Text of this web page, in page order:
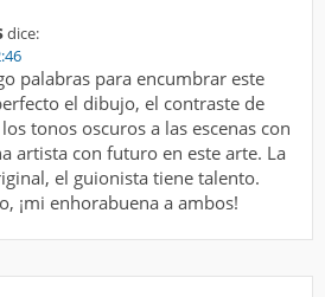
dice:
palabras para encumbrar este
el dibujo, el contraste de
tonos oscuros a las escenas con
artista con futuro en este arte. La
el guionista tiene talento.
¡mi enhorabuena a ambos!